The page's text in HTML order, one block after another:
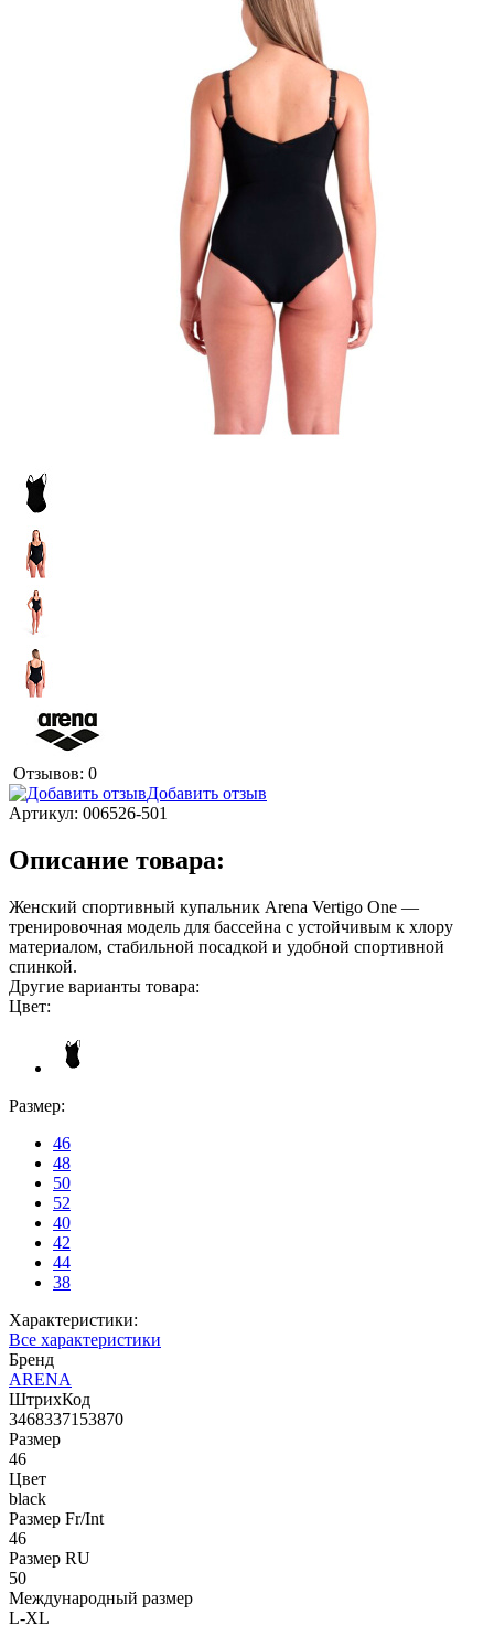
Отзывов: 0
Добавить отзыв
Артикул: 006526-501
Описание товара:
Женский спортивный купальник Arena Vertigo One —
тренировочная модель для бассейна с устойчивым к хлору
материалом, стабильной посадкой и удобной спортивной
спинкой.
Другие варианты товара:
Цвет:
Размер:
46
48
50
52
40
42
44
38
Характеристики:
Все характеристики
Бренд
ARENA
ШтрихКод
3468337153870
Размер
46
Цвет
black
Размер Fr/Int
46
Размер RU
50
Международный размер
L-XL